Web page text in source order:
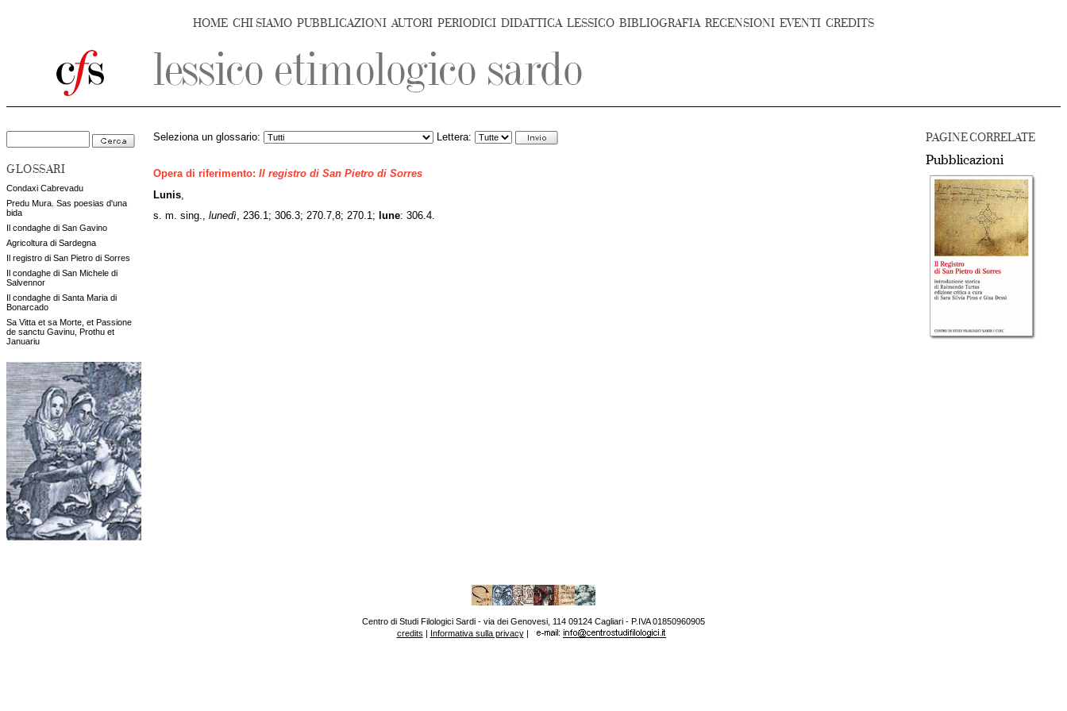
HOME CHI SIAMO PUBBLICAZIONI AUTORI PERIODICI DIDATTICA LESSICO BIBLIOGRAFIA RECENSIONI EVENTI CREDITS
GLOSSARI
Condaxi Cabrevadu
Predu Mura. Sas poesias d'una
bida
Il condaghe di San Gavino
Agricoltura di Sardegna
Il registro di San Pietro di Sorres
Il condaghe di San Michele di
Salvennor
Il condaghe di Santa Maria di
Bonarcado
Sa Vitta et sa Morte, et Passione
de sanctu Gavinu, Prothu et
Januariu
PAGINE CORRELATE
Pubblicazioni
Seleziona un glossario: Lettera:
Opera di riferimento: Il registro di San Pietro di Sorres
Lunis
s. m. sing., lunedì, 236.1; 306.3; 270.7,8; 270.1; lune: 306.4.
Centro di Studi Filologici Sardi - via dei Genovesi, 114 09124 Cagliari - P.IVA 01850960905
credits | Informativa sulla privacy|